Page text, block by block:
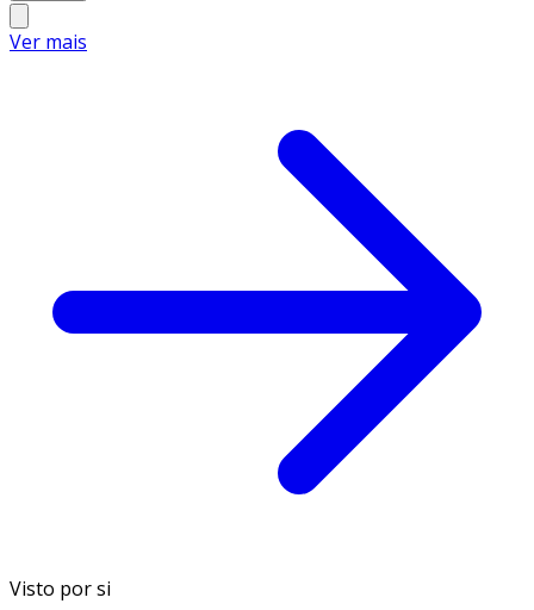
Ver mais
Visto por si